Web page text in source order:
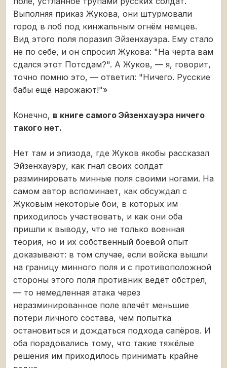
Выполняя приказ Жукова, они штурмовали
город в лоб под кинжальным огнём немцев.
Вид этого поля поразил Эйзенхауэра. Ему стало
не по себе, и он спросил Жукова: "На черта вам
сдался этот Потсдам?". А Жуков, — я, говорит,
точно помню это, — ответил: "Ничего. Русские
бабы ещё нарожают!"»
Конечно, в книге самого Эйзенхауэра ничего
такого нет.
Нет там и эпизода, где Жуков якобы рассказал
Эйзенхауэру, как гнал своих солдат
разминировать минные поля своими ногами. На
самом автор вспоминает, как обсуждал с
Жуковым некоторые бои, в которых им
приходилось участвовать, и как они оба
пришли к выводу, что не только военная
теория, но и их собственный боевой опыт
доказывают: в том случае, если войска вышли
на границу минного поля и с противоположной
стороны этого поля противник ведёт обстрел,
— то немедленная атака через
неразминированное поле влечёт меньшие
потери личного состава, чем попытка
остановиться и дождаться подхода сапёров. И
оба порадовались тому, что такие тяжёлые
решения им приходилось принимать крайне